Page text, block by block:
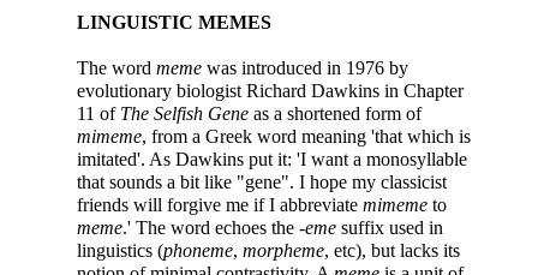
LINGUISTIC MEMES
The word meme was introduced in 1976 by
evolutionary biologist Richard Dawkins in Chapter
11 of The Selfish Gene as a shortened form of
mimeme, from a Greek word meaning 'that which is
imitated'. As Dawkins put it: 'I want a monosyllable
that sounds a bit like "gene". I hope my classicist
friends will forgive me if I abbreviate mimeme to
meme.' The word echoes the -eme suffix used in
linguistics (phoneme, morpheme, etc), but lacks its